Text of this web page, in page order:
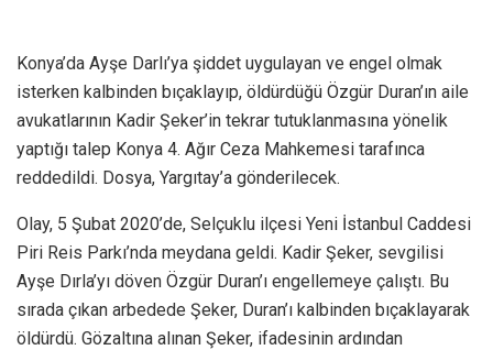
Konya’da Ayşe Darlı’ya şiddet uygulayan ve engel olmak
isterken kalbinden bıçaklayıp, öldürdüğü Özgür Duran’ın aile
avukatlarının Kadir Şeker’in tekrar tutuklanmasına yönelik
yaptığı talep Konya 4. Ağır Ceza Mahkemesi tarafınca
reddedildi. Dosya, Yargıtay’a gönderilecek.
Olay, 5 Şubat 2020’de, Selçuklu ilçesi Yeni İstanbul Caddesi
Piri Reis Parkı’nda meydana geldi. Kadir Şeker, sevgilisi
Ayşe Dırla’yı döven Özgür Duran’ı engellemeye çalıştı. Bu
sırada çıkan arbedede Şeker, Duran’ı kalbinden bıçaklayarak
öldürdü. Gözaltına alınan Şeker, ifadesinin ardından